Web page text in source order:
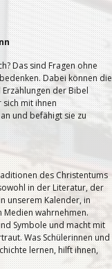
Das sind Fragen ohne
Dabei können die
der Bibel
sich mit ihnen
und befähigt sie zu
des Christentums
in der Literatur, der
unserem Kalender, in
Medien wahrnehmen.
Symbole und macht mit
Was Schülerinnen und
lernen, hilft ihnen,